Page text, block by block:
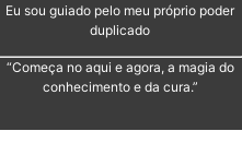
Eu sou guiado pelo meu próprio poder
duplicado
“Começa no aqui e agora, a magia do
conhecimento e da cura.”